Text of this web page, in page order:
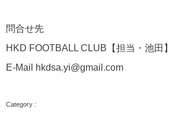
問合せ先
HKD FOOTBALL CLUB【担当・池田】
E-Mail hkdsa.yi@gmail.com